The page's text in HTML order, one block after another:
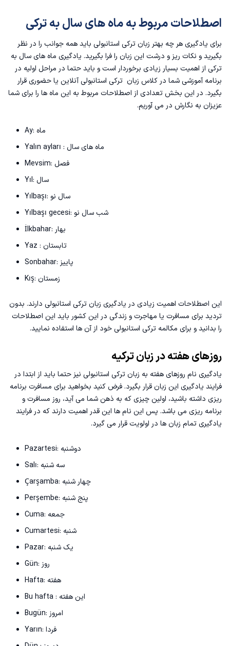
اصطلاحات مربوط به ماه های سال به ترکی
برای یادگیری هر چه بهتر زبان ترکی استانبولی باید همه جوانب را در نظر
بگیرید و نکات ریز و درشت این زبان را فرا بگیرید. یادگیری ماه های سال به
ترکی از اهمیت بسیار زیادی برخوردار است و باید حتما در مراحل اولیه در
برنامه آموزشی شما در کلاس زبان ترکی استانبولی آنلاین یا حضوری قرار
بگیرد. در این بخش تعدادی از اصطلاحات مربوط به این ماه ها را برای شما
عزیزان به نگارش در می آوریم.
Ay: ماه
Yalın ayları : ماه های سال
Yılbaşı gecesi: شب سال نو
Yaz : تابستان
Kış: زمستان
این اصطلاحات اهمیت زیادی در یادگیری زبان ترکی استانبولی دارند‌. بدون
تردید برای مسافرت یا مهاجرت و زندگی در این کشور باید این اصطلاحات
را بدانید و برای مکالمه ترکی استانبولی خود از آن ها استفاده نمایید.
روزهای هفته در زبان ترکیه
یادگیری نام روزهای هفته به زبان ترکی استانبولی نیز حتما باید از ابتدا در
فرایند یادگیری این زبان قرار بگیرد. فرض کنید بخواهید برای مسافرت برنامه
ریزی داشته باشید، اولین چیزی که به ذهن شما می آید، روز مسافرت و
برنامه ریزی می باشد. پس این نام ها این قدر اهمیت دارند که در فرایند
یادگیری تمام زبان ها در اولویت قرار می گیرد.
Salı: سه شنبه
Perşembe: پنج شنبه
Cumartesi: شنبه
Pazar: یک شنبه